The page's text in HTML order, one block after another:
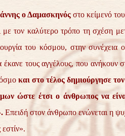
ο Δαμασκηνόςστο κείμενό
με τον καλύτερο τρόπο τη σχέση
του κόσμου, στην συνέχεια
τους αγγέλους, που ανήκουν
και στο τέλος δημιούργησε
ώστε έτσι ο άνθρωπος να
Επειδή στον άνθρωπο ενώνεται η